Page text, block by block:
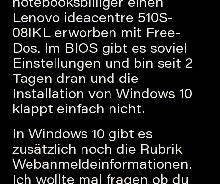
notebooksbilliger einen
Lenovo ideacentre 510S-
08IKL erworben mit Free-
Dos. Im BIOS gibt es soviel
Einstellungen und bin seit 2
Tagen dran und die
Installation von Windows 10
klappt einfach nicht.
In Windows 10 gibt es
zusätzlich noch die Rubrik
Webanmeldeinformationen.
Ich wollte mal fragen ob du